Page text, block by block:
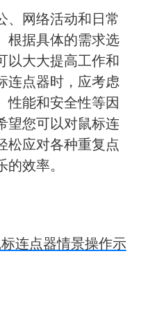
、网络活动和日常
根据具体的需求选
以大大提高工作和
连点器时，应考虑
性能和安全性等因
望您可以对鼠标连
松应对各种重复点
效率。
连点器情景操作示